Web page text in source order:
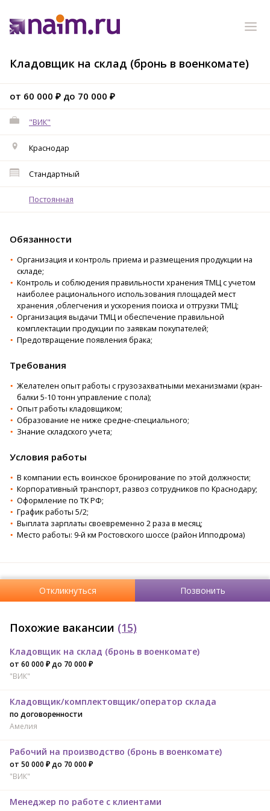
Кладовщик на склад (бронь в военкомате)
от 60 000 ₽ до 70 000 ₽
"ВИК"
Краснодар
Стандартный
Постоянная
Обязанности
Организация и контроль приема и размещения продукции на
складе;
Контроль и соблюдения правильности хранения ТМЦ с учетом
наиболее рационального использования площадей мест
хранения ,облегчения и ускорения поиска и отгрузки ТМЦ;
Организация выдачи ТМЦ и обеспечение правильной
комплектации продукции по заявкам покупателей;
Предотвращение появления брака;
Требования
Желателен опыт работы с грузозахватными механизмами (кран-
балки 5-10 тонн управление с пола);
Опыт работы кладовщиком;
Образование не ниже средне-специального;
Знание складского учета;
Условия работы
В компании есть воинское бронирование по этой должности;
Корпоративный транспорт, развоз сотрудников по Краснодару;
Оформление по ТК РФ;
График работы 5/2;
Выплата зарплаты своевременно 2 раза в месяц;
Место работы: 9-й км Ростовского шоссе (район Ипподрома)
Откликнуться Позвонить
Похожие вакансии (15)
Кладовщик на склад (бронь в военкомате)
от 60 000 ₽ до 70 000 ₽
"ВИК"
Кладовщик/комплектовщик/оператор склада
по договоренности
Амелия
Рабочий на производство (бронь в военкомате)
от 50 000 ₽ до 70 000 ₽
"ВИК"
Менеджер по работе с клиентами